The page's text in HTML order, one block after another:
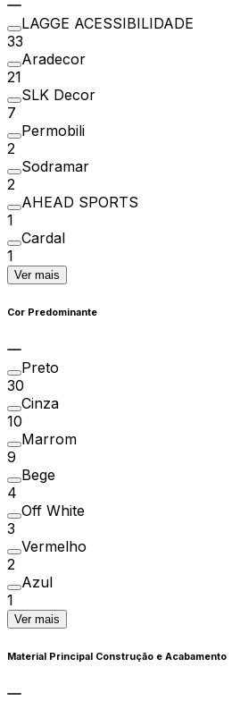
LAGGE ACESSIBILIDADE
33
Aradecor
21
SLK Decor
7
Permobili
2
Sodramar
2
AHEAD SPORTS
1
Cardal
1
Ver mais
Cor Predominante
Preto
30
Cinza
10
Marrom
9
Bege
4
Off White
3
Vermelho
2
Azul
1
Ver mais
Material Principal Construção e Acabamento